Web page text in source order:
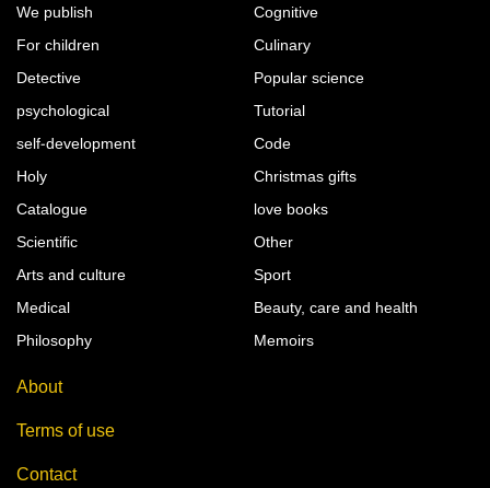
We publish
For children
Detective
psychological
self-development
Holy
Catalogue
Scientific
Arts and culture
Medical
Philosophy
Cognitive
Culinary
Popular science
Tutorial
Code
Christmas gifts
love books
Other
Sport
Beauty, care and health
Memoirs
About
Terms of use
Contact